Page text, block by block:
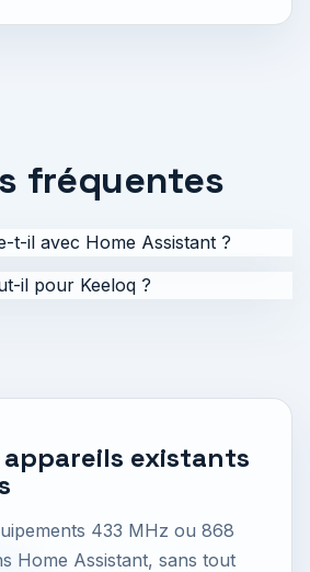
fréquentes
t-il avec Home Assistant ?
il pour Keeloq ?
appareils existants
433 MHz ou 868
Home Assistant, sans tout